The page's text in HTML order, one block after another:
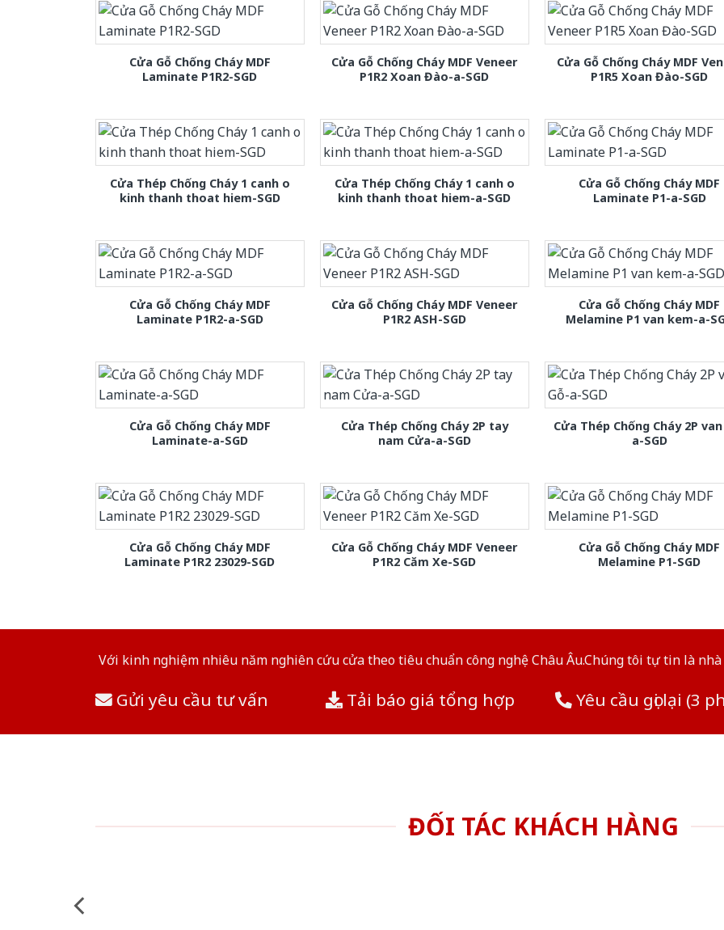
Cửa Gỗ Chống Cháy MDF
Laminate P1R2-SGD
Cửa Gỗ Chống Cháy MDF Veneer
P1R2 Xoan Đào-a-SGD
Cửa Gỗ Chống Cháy MDF
P1R5 Xoan Đào-SGD
Cửa Thép Chống Cháy 1 canh o
kinh thanh thoat hiem-SGD
Cửa Thép Chống Cháy 1 canh o
kinh thanh thoat hiem-a-SGD
Cửa Gỗ Chống Cháy MDF
Laminate P1-a-SGD
Cửa Gỗ Chống Cháy MDF
Laminate P1R2-a-SGD
Cửa Gỗ Chống Cháy MDF Veneer
P1R2 ASH-SGD
Cửa Gỗ Chống Cháy MDF
Melamine P1 van kem-a-
Cửa Gỗ Chống Cháy MDF
Laminate-a-SGD
Cửa Thép Chống Cháy 2P tay
nam Cửa-a-SGD
Cửa Thép Chống Cháy 2P
a-SGD
Cửa Gỗ Chống Cháy MDF
Laminate P1R2 23029-SGD
Cửa Gỗ Chống Cháy MDF Veneer
P1R2 Căm Xe-SGD
Cửa Gỗ Chống Cháy MDF
Melamine P1-SGD
Với kinh nghiệm nhiêu năm nghiên cứu cửa theo tiêu chuẩn công nghệ Châu Âu.Chúng tôi tự tin là
Gửi yêu cầu tư vấn Tải báo giá tổng hợp Yêu cầu gọi lại (3
ĐỐI TÁC KHÁCH HÀNG